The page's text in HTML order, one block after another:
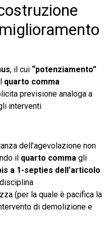
, il cui “potenziamento”
quarto comma
previsione analoga a
interventi
dell’agevolazione non
il quarto comma gli
a 1-septies dell’articolo
(per la quale è pacifica la
di demolizione e